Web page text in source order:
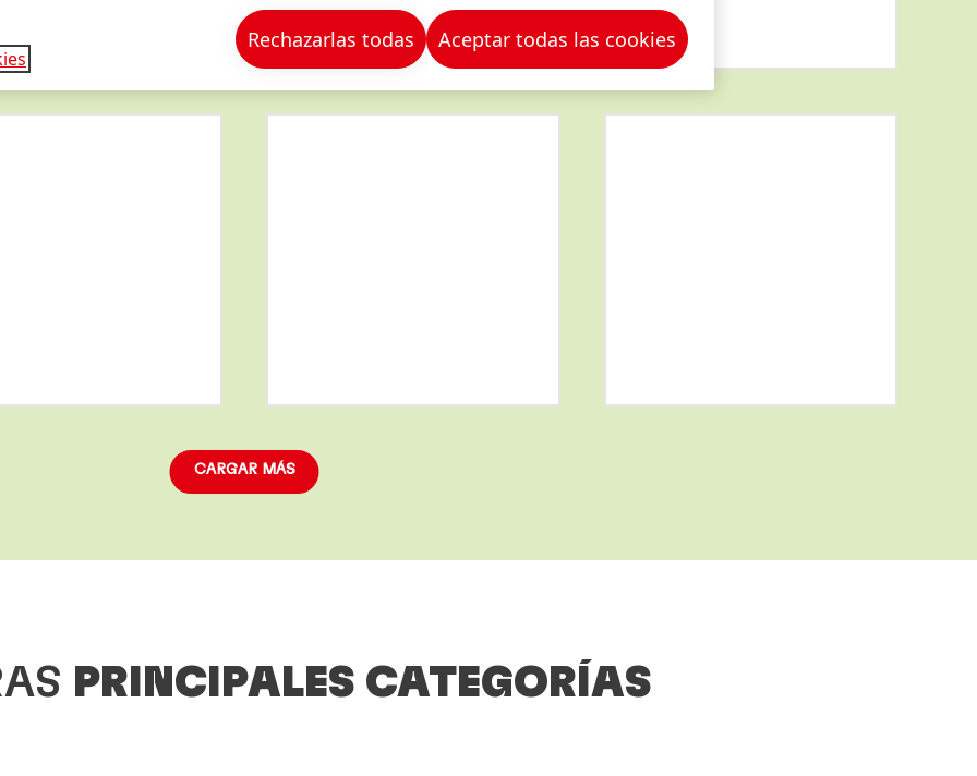
Más
información
Más
información
More
Más
CARGAR MÁS
PRINCIPALES CATEGORÍAS
Rechazarlas todas Aceptar todas las cookies